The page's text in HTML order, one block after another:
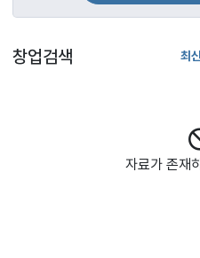
창업검색 최
자료가 존재